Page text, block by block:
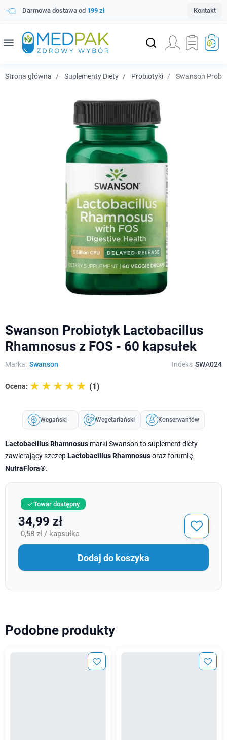
Darmowa dostawa od 199 zł Kontakt
menu
Strona główna Suplementy Diety Probiotyki Swanson
Swanson Probiotyk Lactobacillus
Rhamnosus z FOS - 60 kapsułek
Marka: Swanson Indeks SWA024
Ocena: ☆☆☆☆☆
★★★★★ (1)
Wegański Wegetariański Konserwantów
Lactobacillus Rhamnosus marki Swanson to suplement diety
zawierający szczepLactobacillus Rhamnosusoraz forumłę
NutraFlora®.
Towar dostępny
34,99 zł
0,58 zł / kapsułka
Dodaj do koszyka
Podobne produkty